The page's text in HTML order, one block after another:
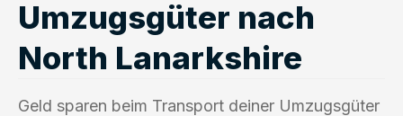
Umzugsgüter nach
North Lanarkshire
Geld sparen beim Transport deiner Umzugsgüter